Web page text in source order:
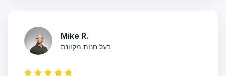
Mike R.
בעל חנות מקוונת